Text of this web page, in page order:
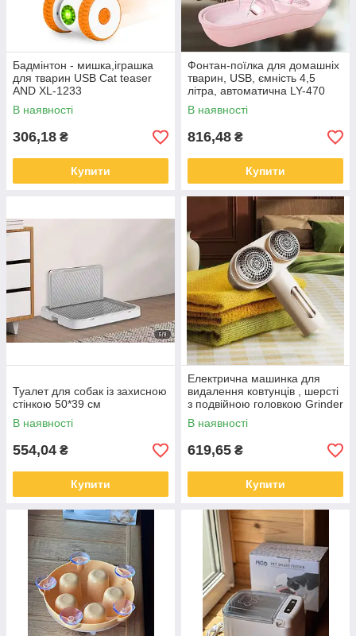
Бадмінтон - мишка,іграшка
для тварин USB Cat teaser
AND XL-1233
В наявності
306,18 ₴
Купити
Фонтан-поїлка для домашніх
тварин, USB, ємність 4,5
літра, автоматична LY-470
В наявності
816,48 ₴
Купити
Туалет для собак із захисною
стінкою 50*39 см
В наявності
554,04 ₴
Купити
Електрична машинка для
видалення ковтунців , шерсті
з подвійною головкою Grinder
LY-857
В наявності
619,65 ₴
Купити